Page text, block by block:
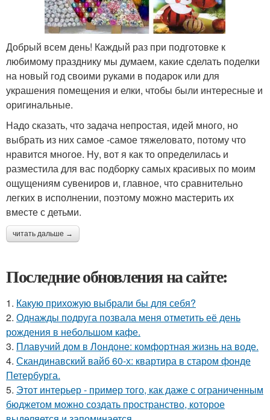
Добрый всем день! Каждый раз при подготовке к
любимому празднику мы думаем, какие сделать поделки
на новый год своими руками в подарок или для
украшения помещения и елки, чтобы были интересные и
оригинальные.
Надо сказать, что задача непростая, идей много, но
выбрать из них самое -самое тяжеловато, потому что
нравится многое. Ну, вот я как то определилась и
разместила для вас подборку самых красивых по моим
ощущениям сувениров и, главное, что сравнительно
легких в исполнении, поэтому можно мастерить их
вместе с детьми.
читать дальше →
Последние обновления на сайте:
1. Какую прихожую выбрали бы для себя?
2. Однажды подруга позвала меня отметить её день
рождения в небольшом кафе.
3. Плавучий дом в Лондоне: комфортная жизнь на воде.
4. Скандинавский вайб 60-х: квартира в старом фонде
Петербурга.
5. Этот интерьер - пример того, как даже с ограниченным
бюджетом можно создать пространство, которое